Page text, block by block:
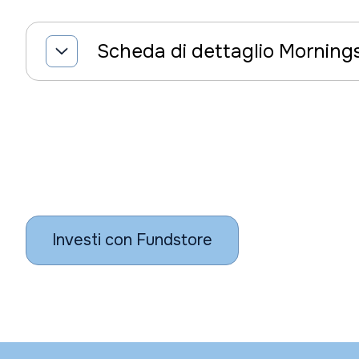
Scheda di dettaglio
Investi con Fundstore